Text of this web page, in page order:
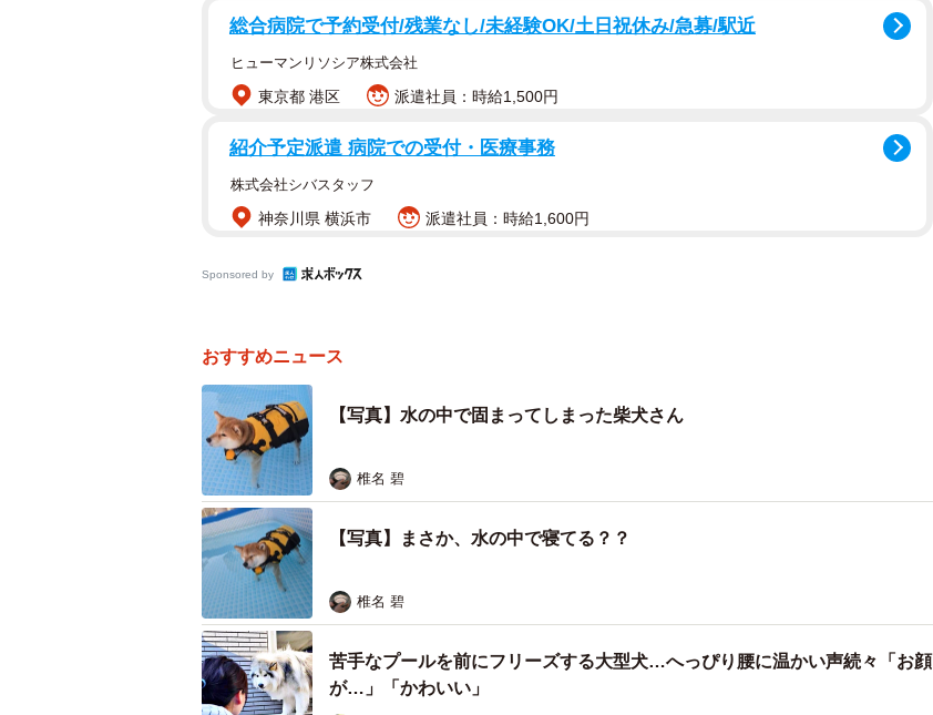
総合病院で予約受付/残業なし/未経験OK/土日祝休み/急募/駅近
ヒューマンリソシア株式会社
東京都 港区 派遣社員：時給1,500円
紹介予定派遣 病院での受付・医療事務
株式会社シバスタッフ
神奈川県 横浜市 派遣社員：時給1,600円
Sponsored by
おすすめニュース
【写真】水の中で固まってしまった柴犬さん
椎名 碧
【写真】まさか、水の中で寝てる？？
椎名 碧
苦手なプールを前にフリーズする大型犬…へっぴり腰に温かい声続々「お顔
が…」「かわいい」